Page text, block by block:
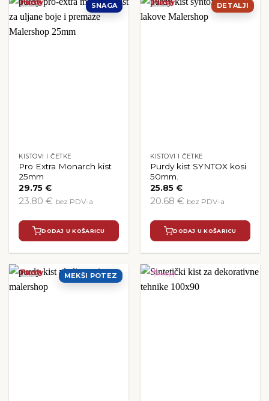
SNAGA
KISTOVI I ČETKE
Pro Extra Monarch kist
25mm
29.75€
23.80 € bez PDV-a
DODAJ U KOŠARICU
DETALJI
KISTOVI I ČETKE
Purdy kist SYNTOX kosi
50mm.
25.85€
20.68 € bez PDV-a
DODAJ U KOŠARICU
MEKŠI POTEZ